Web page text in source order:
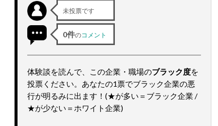
未投票です
0件のコメント
体験談を読んで、この企業・職場のブラック度を
投票ください。あなたの1票でブラック企業の悪
行が明るみに出ます！(★が多い＝ブラック企業 /
★が少ない＝ホワイト企業)